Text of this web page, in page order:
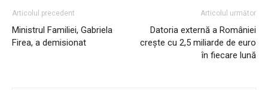
Articolul precedent
Ministrul Familiei, Gabriela
Firea, a demisionat
Articolul următor
Datoria externă a României
crește cu 2,5 miliarde de euro
în fiecare lună